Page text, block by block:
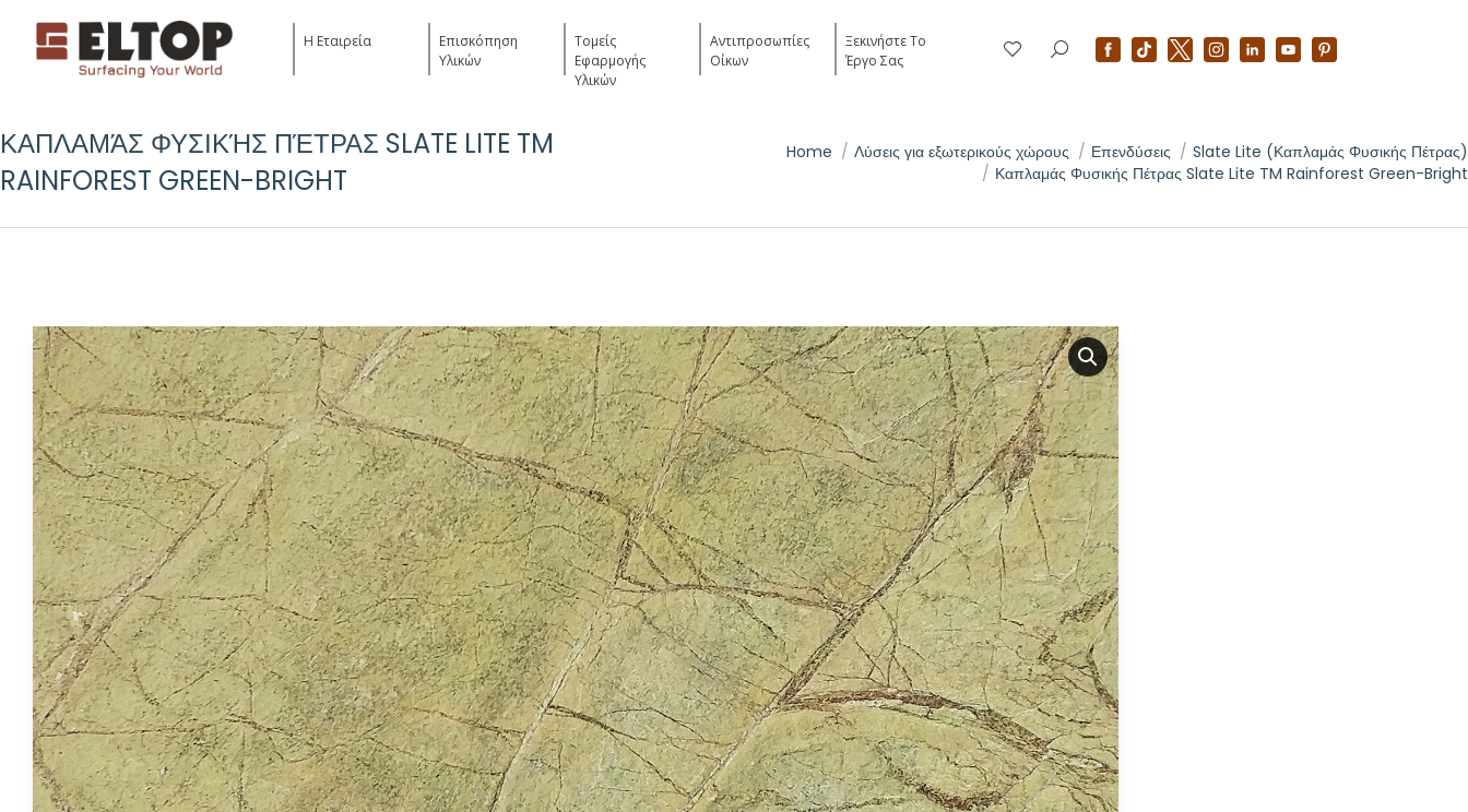
Η Εταιρεία
Επισκόπηση
Υλικών
Τομείς
Εφαρμογής
Υλικών
Αντιπροσωπίες
Οίκων
Ξεκινήστε Το
Έργο Σας
ΚΑΠΛΑΜΆΣ ΦΥΣΙΚΉΣ ΠΈΤΡΑΣ SLATE LITE TM
RAINFOREST GREEN-BRIGHT
Home Λύσεις για εξωτερικούς χώρους Επενδύσεις
Slate Lite (Καπλαμάς Φυσικής Πέτρας)
Καπλαμάς Φυσικής Πέτρας Slate Lite TM Rainforest Green-Bright